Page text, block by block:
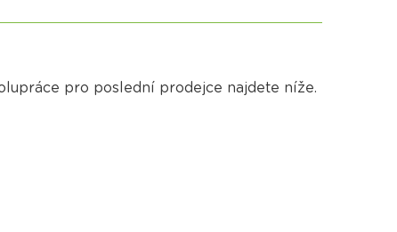
pro poslední prodejce najdete níže.